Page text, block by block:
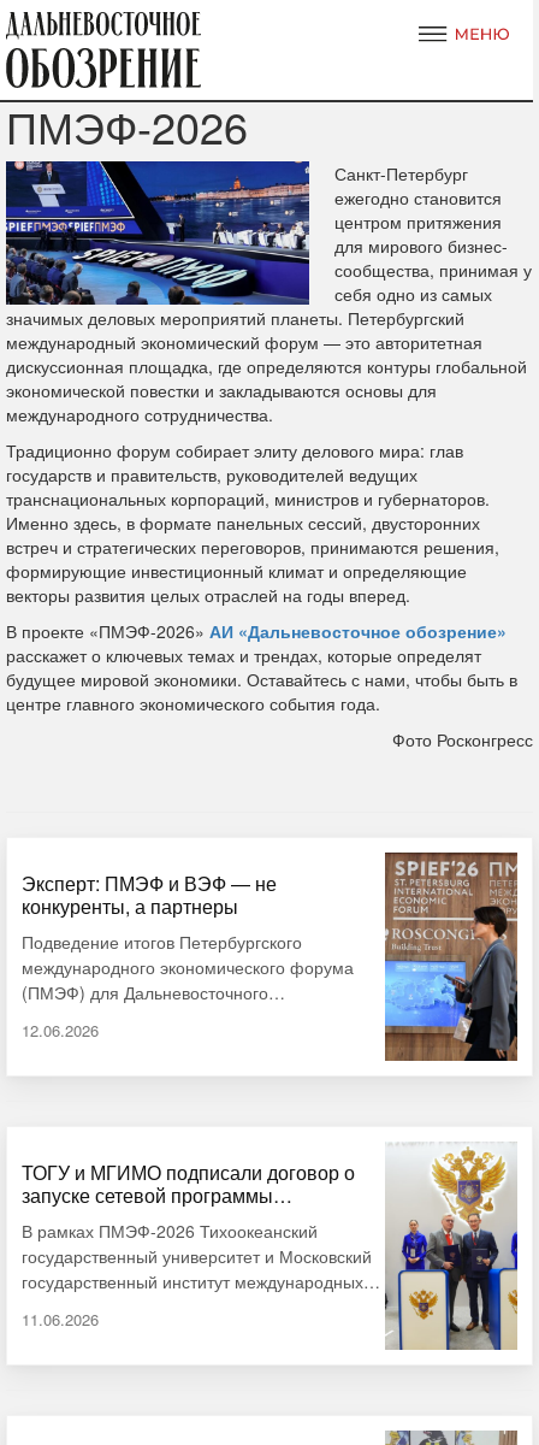
ПМЭФ-2026
Санкт-Петербург
ежегодно становится
центром притяжения
для мирового бизнес-
сообщества, принимая у
себя одно из самых
значимых деловых мероприятий планеты. Петербургский
международный экономический форум — это авторитетная
дискуссионная площадка, где определяются контуры глобальной
экономической повестки и закладываются основы для
международного сотрудничества.
Традиционно форум собирает элиту делового мира: глав
государств и правительств, руководителей ведущих
транснациональных корпораций, министров и губернаторов.
Именно здесь, в формате панельных сессий, двусторонних
встреч и стратегических переговоров, принимаются решения,
формирующие инвестиционный климат и определяющие
векторы развития целых отраслей на годы вперед.
В проекте «ПМЭФ-2026» АИ «Дальневосточное обозрение»
расскажет о ключевых темах и трендах, которые определят
будущее мировой экономики. Оставайтесь с нами, чтобы быть в
центре главного экономического события года.
Фото Росконгресс
Эксперт: ПМЭФ и ВЭФ — не
конкуренты, а партнеры
Подведение итогов Петербургского
международного экономического форума
(ПМЭФ) для Дальневосточного
регионы привлекли крупные инвестиции и
дал кандидат экономических наук,
руководитель Высшей школы менеджмента
ТОГУ Василий Синюков, сообщает АИ
«Дальневосточное обозрение». Хабаровский
край …
12.06.2026
ТОГУ и МГИМО подписали договор о
запуске сетевой программы
В рамках ПМЭФ-2026 Тихоокеанский
государственный университет и Московский
государственный институт международных
сетевой форме реализации образовательной
11.06.2026